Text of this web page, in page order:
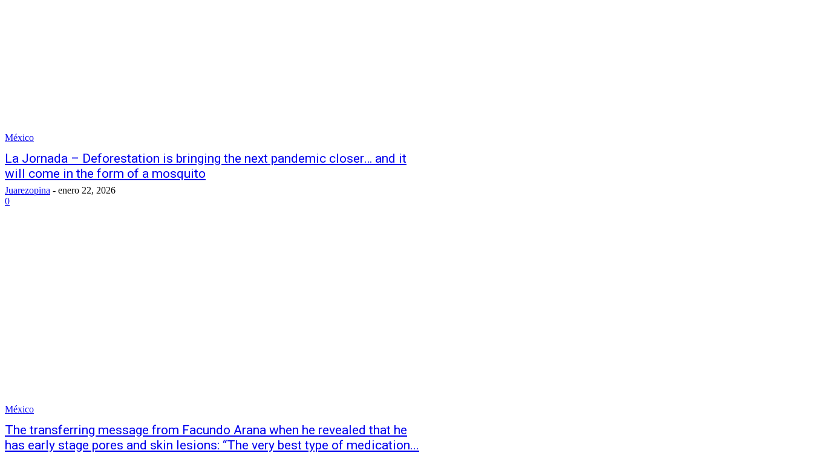
México
La Jornada – Deforestation is bringing the next pandemic closer… and it
will come in the form of a mosquito
Juarezopina - enero 22, 2026
0
México
The transferring message from Facundo Arana when he revealed that he
has early stage pores and skin lesions: “The very best type of medication...